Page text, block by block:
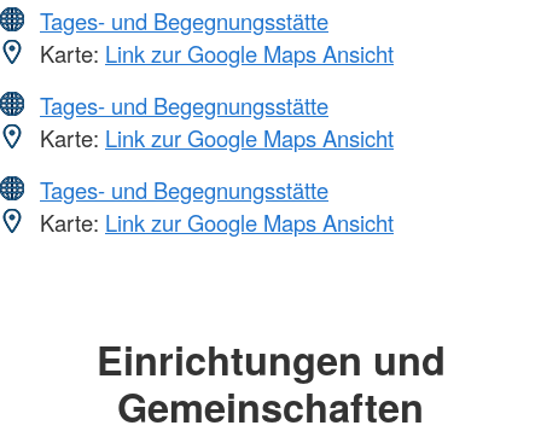
Tages- und Begegnungsstätte
Karte: Link zur Google Maps Ansicht
Tages- und Begegnungsstätte
Karte: Link zur Google Maps Ansicht
Tages- und Begegnungsstätte
Karte: Link zur Google Maps Ansicht
Einrichtungen und
Gemeinschaften